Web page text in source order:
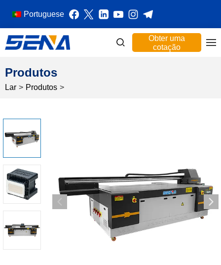
Portuguese
Obter uma
cotação
Produtos
Lar > Produtos >